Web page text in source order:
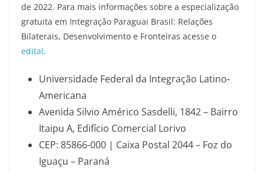
de 2022. Para mais informações sobre a especialização
gratuita em Integração Paraguai Brasil: Relações
Bilaterais, Desenvolvimento e Fronteiras acesse o
edital.
Universidade Federal da Integração Latino-
Americana
Avenida Silvio Américo Sasdelli, 1842 – Bairro
Itaipu A, Edifício Comercial Lorivo
CEP: 85866-000 | Caixa Postal 2044 – Foz do
Iguaçu – Paraná